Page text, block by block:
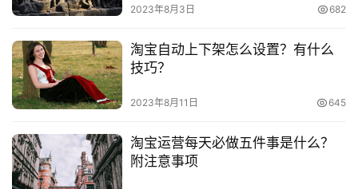
2023年8月3日 682
淘宝自动上下架怎么设置？有什么
技巧？
2023年8月11日 645
淘宝运营每天必做五件事是什么？
附注意事项